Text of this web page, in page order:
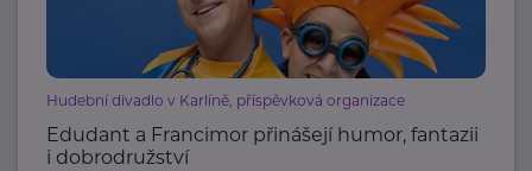
Hudební divadlo v Karlíně, příspěvková organizace
Edudant a Francimor přinášejí humor, fantazii
i dobrodružství